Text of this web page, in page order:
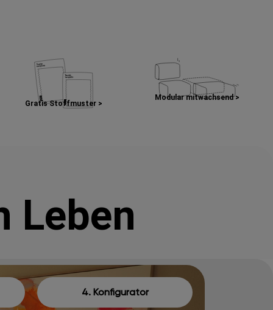
Gratis Stoffmuster >
Modular mitwachsend >
Leben
4. Konfigurator